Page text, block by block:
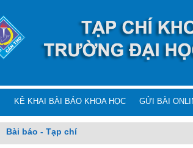
KÊ KHAI BÀI BÁO KHOA HỌC GỬI BÀI
Bài báo - Tạp chí